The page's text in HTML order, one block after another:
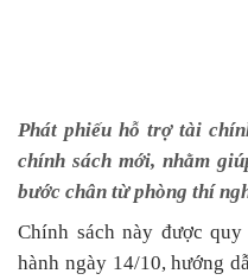
Phát phiếu hỗ trợ tài
chính sách mới, nhằm
bước chân từ phòng thí
Chính sách này được
hành ngày 14/10, hướng